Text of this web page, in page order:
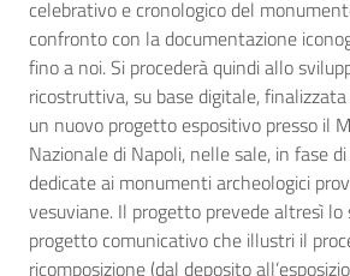
celebrativo e cronologico del
confronto con la documentazione
fino a noi. Si procederà quindi allo
ricostruttiva, su base digitale,
un nuovo progetto espositivo presso il
Nazionale di Napoli, nelle sale, in fase
dedicate ai monumenti archeologici
vesuviane. Il progetto prevede altresì lo
progetto comunicativo che illustri il
ricomposizione (dal deposito